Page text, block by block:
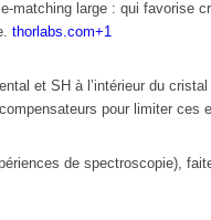
matching large : qui favorise
thorlabs.com+1
et SH à l’intérieur du
pour limiter ces
de spectroscopie),